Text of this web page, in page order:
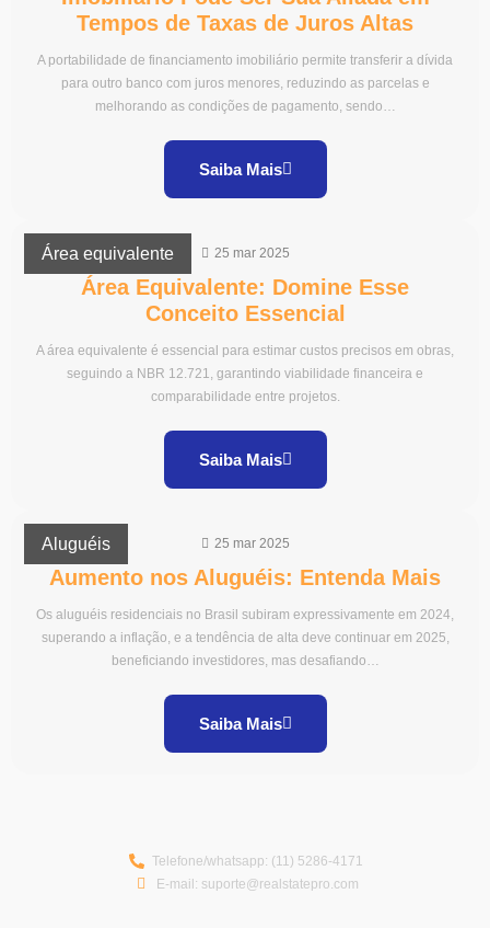
Tempos de Taxas de Juros Altas
A portabilidade de financiamento imobiliário permite transferir a dívida
para outro banco com juros menores, reduzindo as parcelas e
melhorando as condições de pagamento, sendo…
Saiba Mais
Área equivalente 25 mar 2025
Área Equivalente: Domine Esse
Conceito Essencial
A área equivalente é essencial para estimar custos precisos em obras,
seguindo a NBR 12.721, garantindo viabilidade financeira e
comparabilidade entre projetos.
Saiba Mais
Aluguéis 25 mar 2025
Aumento nos Aluguéis: Entenda Mais
Os aluguéis residenciais no Brasil subiram expressivamente em 2024,
superando a inflação, e a tendência de alta deve continuar em 2025,
beneficiando investidores, mas desafiando…
Saiba Mais
Telefone/whatsapp: (11) 5286-4171
E-mail: suporte@realstatepro.com